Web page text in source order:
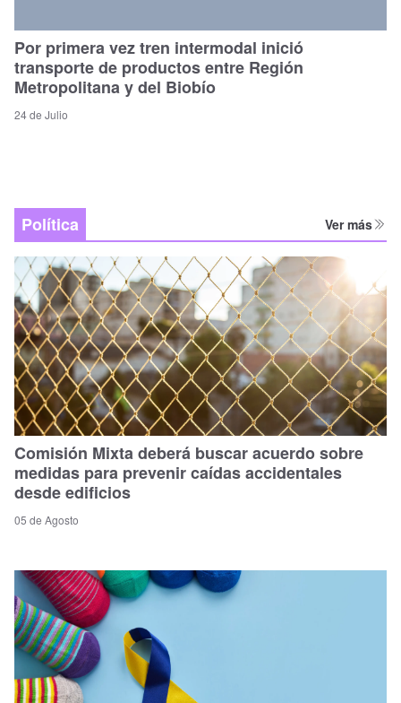
Por primera vez tren intermodal inició
transporte de productos entre Región
Metropolitana y del Biobío
24 de Julio
Política Ver más
Comisión Mixta deberá buscar acuerdo sobre
medidas para prevenir caídas accidentales
desde edificios
05 de Agosto